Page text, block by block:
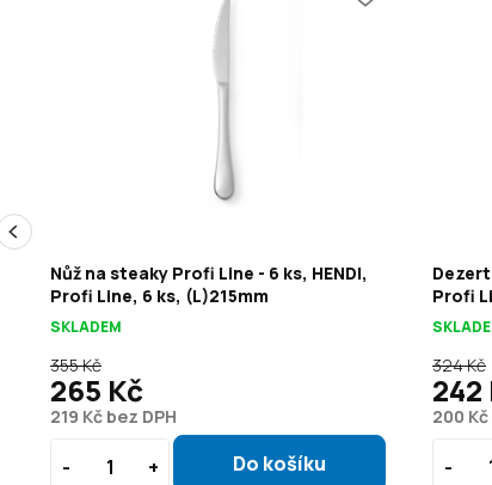
Nůž na steaky Profi Line - 6 ks, HENDI,
Profi Line, 6 ks, (L)215mm
SKLADEM
219 Kč bez DPH
355 Kč
265 Kč
Profi
200 Kč
324 Kč
242